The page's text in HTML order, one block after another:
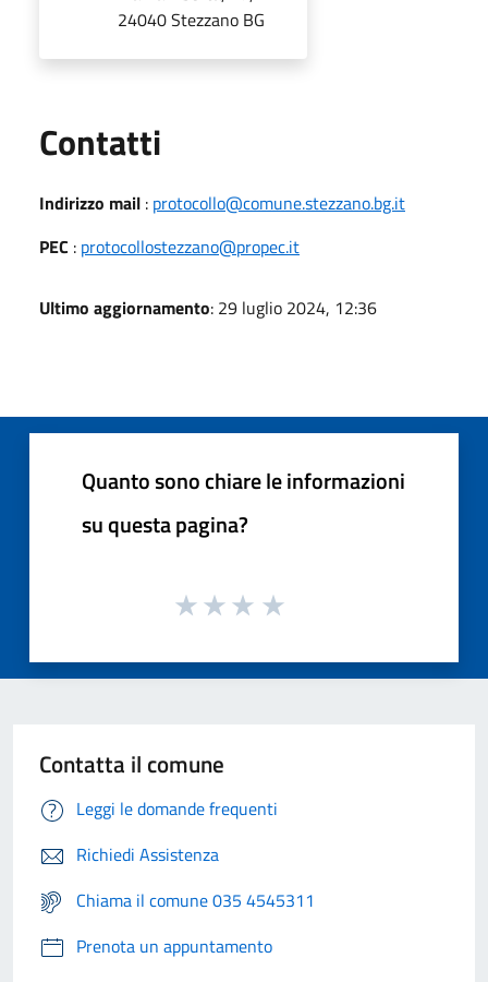
24040 Stezzano BG
Contatti
Indirizzo mail : protocollo@comune.stezzano.bg.it
PEC : protocollostezzano@propec.it
Ultimo aggiornamento: 29 luglio 2024, 12:36
Quanto sono chiare le informazioni
su questa pagina?
Contatta il comune
Leggi le domande frequenti
Richiedi Assistenza
Chiama il comune 035 4545311
Prenota un appuntamento